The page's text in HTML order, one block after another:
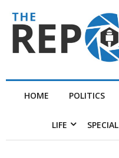
HOME POLITICS
LIFE SPECIAL